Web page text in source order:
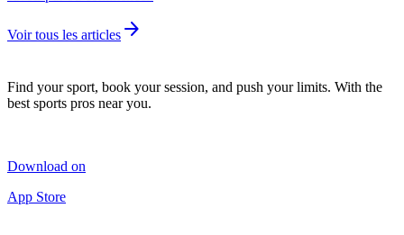
Voir tous les articles arrow_forward
Find your sport, book your session, and push your limits. With the
best sports pros near you.
Download on
App Store